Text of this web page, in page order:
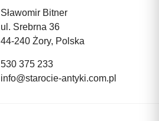
Sławomir Bitner
ul. Srebrna 36
44-240 Żory, Polska
530 375 233
info@starocie-antyki.com.pl